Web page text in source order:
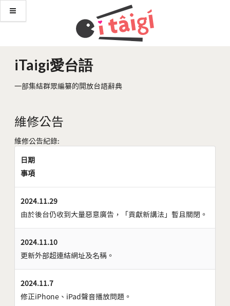
iTaigi愛台語
一部集結群眾編纂的開放台語辭典
維修公告
維修公告紀錄:
日期
事項
2024.11.29
由於後台仍收到大量惡意廣告，「貢獻新講法」暫且關閉。
2024.11.10
更新外部超連結網址及名稱。
2024.11.7
修正iPhone、iPad聲音播放問題。